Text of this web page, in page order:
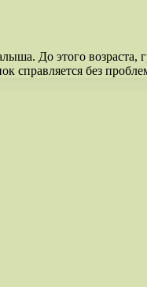
До этого
справляется без